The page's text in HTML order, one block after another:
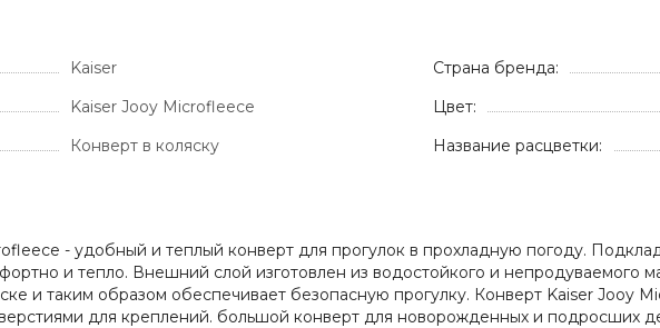
Kaiser
Kaiser Jooy Microfleece
Конверт в коляску
Страна бренда:
Цвет:
Название расцветки:
- удобный и теплый конверт для прогулок в прохладную погоду.
и тепло. Внешний слой изготовлен из водостойкого и непродуваемого
и таким образом обеспечивает безопасную прогулку. Конверт Kaiser Jooy
для креплений. большой конверт для новорожденных и подросших